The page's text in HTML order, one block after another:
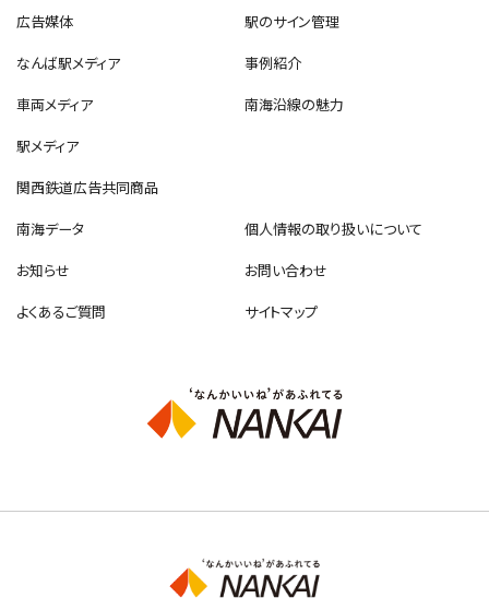
広告媒体
なんば駅メディア
車両メディア
駅メディア
関西鉄道広告共同商品
駅のサイン管理
事例紹介
南海沿線の魅力
南海データ
個人情報の取り扱いについて
お知らせ
お問い合わせ
よくあるご質問
サイトマップ